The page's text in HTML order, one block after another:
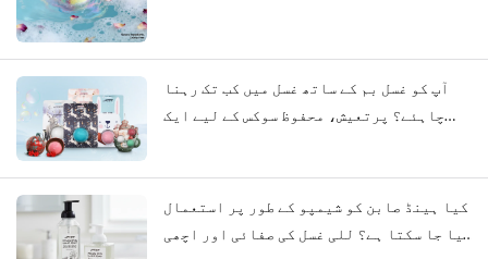
آپ کو غسل بم کے ساتھ غسل میں کب تک رہنا
چاہئے؟ پرتعیش، محفوظ سوکس کے لیے ایک
کیا ہینڈ صابن کو شیمپو کے طور پر استعمال
کیا جا سکتا ہے؟ للی غسل کی صفائی اور اچھی